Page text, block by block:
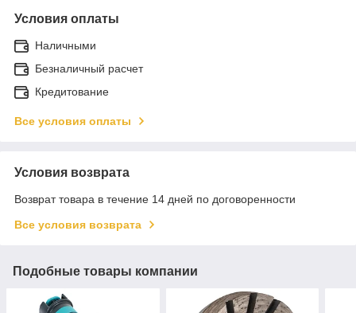
Условия оплаты
Наличными
Безналичный расчет
Кредитование
Все условия оплаты
Условия возврата
Возврат товара в течение 14 дней по договоренности
Все условия возврата
Подобные товары компании